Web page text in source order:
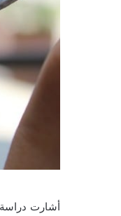
أشارت دراسة